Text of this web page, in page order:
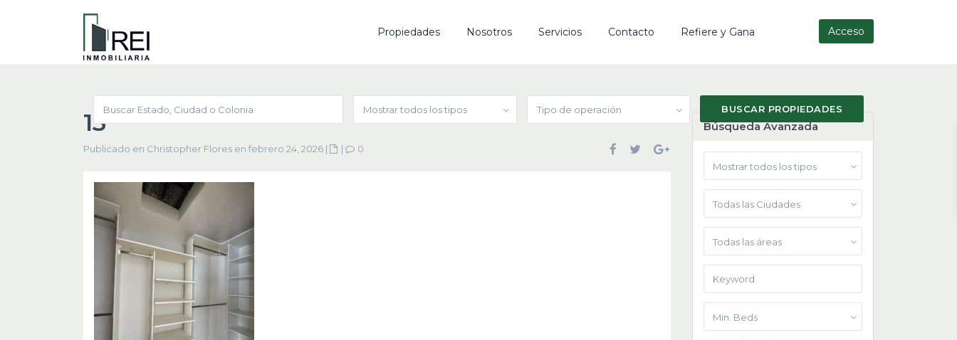
Acceso
Propiedades Nosotros Servicios Contacto Refiere y Gana
Mostrar todos los tipos Tipo de operación
13
Publicado en Christopher Flores en febrero 24, 2026 | | 0
Búsqueda Avanzada
Mostrar todos los tipos
Todas las Ciudades
Todas las áreas
Min. Beds